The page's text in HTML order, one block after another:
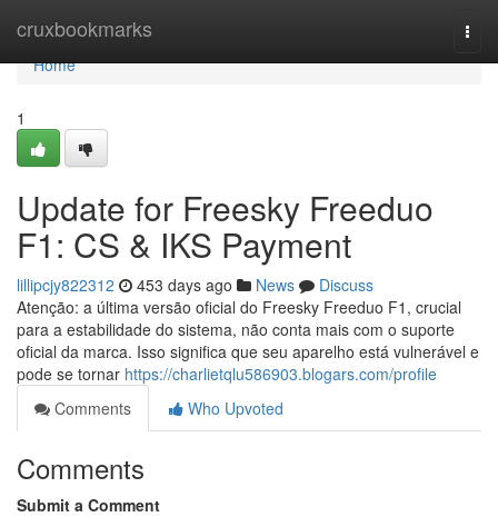
cruxbookmarks
Home
Home
1
Update for Freesky Freeduo
F1: CS & IKS Payment
lillipcjy822312 453 days ago News
Discuss
Atenção: a última versão oficial do Freesky Freeduo F1, crucial
para a estabilidade do sistema, não conta mais com o suporte
oficial da marca. Isso significa que seu aparelho está vulnerável e
pode se tornar https://charlietqlu586903.blogars.com/profile
Comments
Who Upvoted
Comments
Submit a Comment